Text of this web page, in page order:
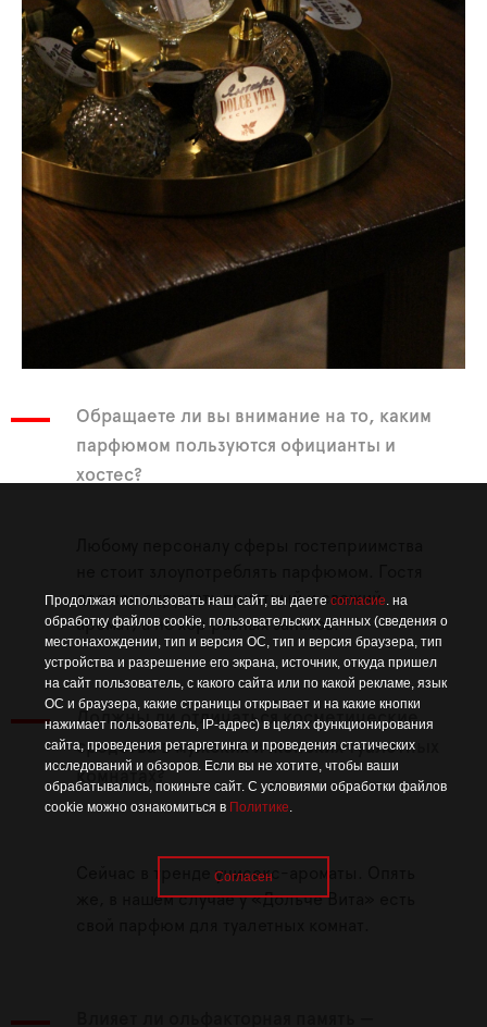
Продолжая использовать наш сайт, вы даете согласие. на
обработку файлов cookie, пользовательских данных (сведения о
местонахождении, тип и версия ОС, тип и версия браузера, тип
устройства и разрешение его экрана, источник, откуда пришел
на сайт пользователь, с какого сайта или по какой рекламе, язык
ОС и браузера, какие страницы открывает и на какие кнопки
нажимает пользователь, IP-адрес) в целях функционирования
сайта, проведения ретаргетинга и проведения статических
исследований и обзоров. Если вы не хотите, чтобы ваши
обрабатывались, покиньте сайт. С условиями обработки файлов
cookie можно ознакомиться в Политике.
Согласен
Обращаете ли вы внимание на то, каким
парфюмом пользуются официанты и
хостес?
должен окружать приятный и свежий
аромат, а не хор разных запахов.
Должны ли отличаться косметические
средства в мужских и женских туалетных
комнатах?
Сейчас в тренде унисекс-ароматы. Опять
же, в нашем случае у «Дольче Вита» есть